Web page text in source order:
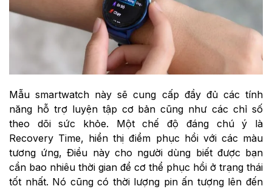
Mẫu smartwatch này sẽ cung cấp đầy đủ các tính
năng hỗ trợ luyện tập cơ bản cũng như các chỉ số
theo dõi sức khỏe. Một chế độ đáng chú ý là
Recovery Time, hiển thị điểm phục hồi với các màu
tương ứng, Điều này cho người dùng biết được bạn
cần bao nhiêu thời gian để cơ thể phục hồi ở trạng thái
tốt nhất. Nó cũng có thời lượng pin ấn tượng lên đến